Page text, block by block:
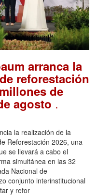
arranca la
reforestación
de
agosto .
la realización de la
Reforestación 2026, una
se llevará a cabo el
simultánea en las 32
Nacional de
conjunto interinstitucional
y refor